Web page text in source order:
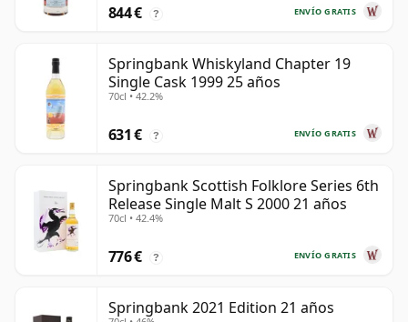
ENVÍO GRATIS
844 € ?
Springbank Whiskyland Chapter 19
Single Cask 1999 25 años
70cl • 42.2%
ENVÍO GRATIS
631 € ?
Springbank Scottish Folklore Series 6th
Release Single Malt S 2000 21 años
70cl • 42.4%
ENVÍO GRATIS
776 € ?
Springbank 2021 Edition 21 años